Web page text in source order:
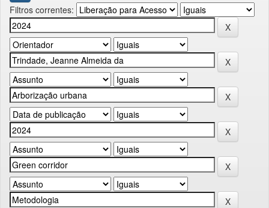
Filtros correntes: